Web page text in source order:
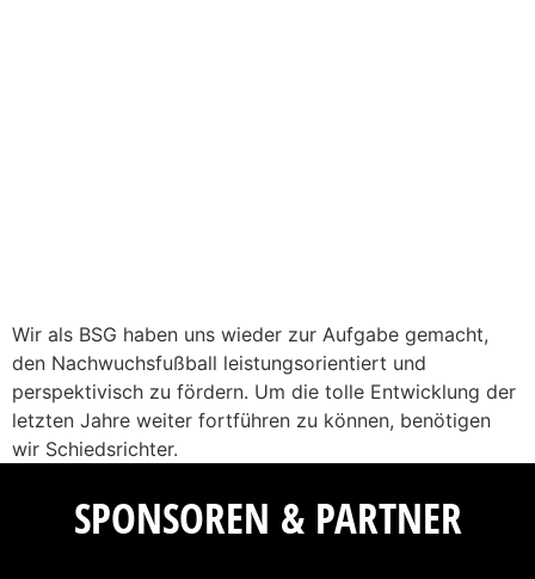
Wir als BSG haben uns wieder zur Aufgabe gemacht,
den Nachwuchsfußball leistungsorientiert und
perspektivisch zu fördern. Um die tolle Entwicklung der
letzten Jahre weiter fortführen zu können, benötigen
wir Schiedsrichter.
SPONSOREN & PARTNER